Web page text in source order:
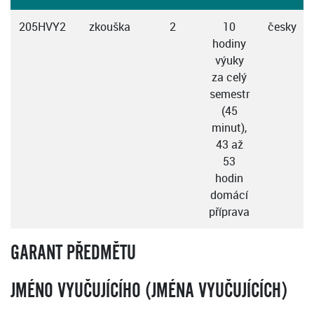
205HVY2 zkouška 2
10
hodiny
výuky
za celý
semestr
(45
minut),
43 až
53
hodin
domácí
příprava
česky
GARANT PŘEDMĚTU
JMÉNO VYUČUJÍCÍHO (JMÉNA VYUČUJÍCÍCH)